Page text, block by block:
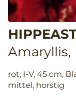
rot, I-V, 45 cm,
mittel, horstig